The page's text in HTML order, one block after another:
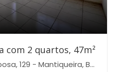
com 2 quartos, 47m²
- Mantiqueira, Belo Horizonte-MG